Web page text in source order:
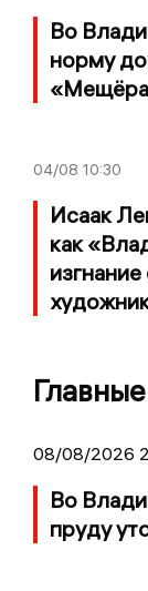
Во
норму
04/08 10:30
Исаак
как
08/08/2026
Во
пруду